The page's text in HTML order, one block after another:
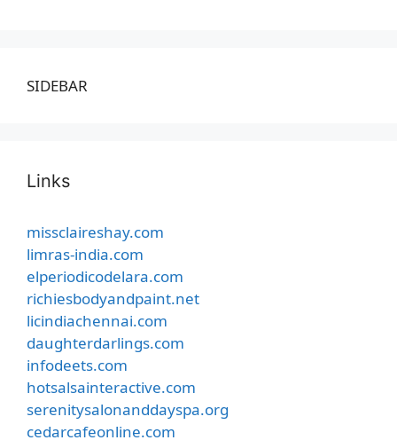
SIDEBAR
Links
missclaireshay.com
limras-india.com
elperiodicodelara.com
richiesbodyandpaint.net
licindiachennai.com
daughterdarlings.com
infodeets.com
hotsalsainteractive.com
serenitysalonanddayspa.org
cedarcafeonline.com